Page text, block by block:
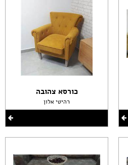
כורסא צהובה
רהיטי אלון